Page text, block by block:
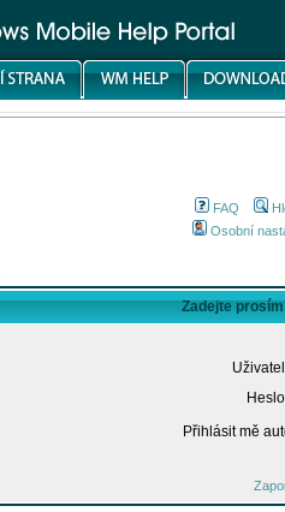
FAQ
Osobní
Zadejte
Přihlásit mě